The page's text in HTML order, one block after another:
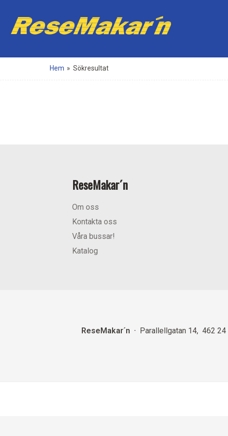
Hem » Sökresultat
ReseMakar´n
Om oss
Kontakta oss
Våra bussar!
Katalog
ReseMakar´n Parallellgatan 14 462 24